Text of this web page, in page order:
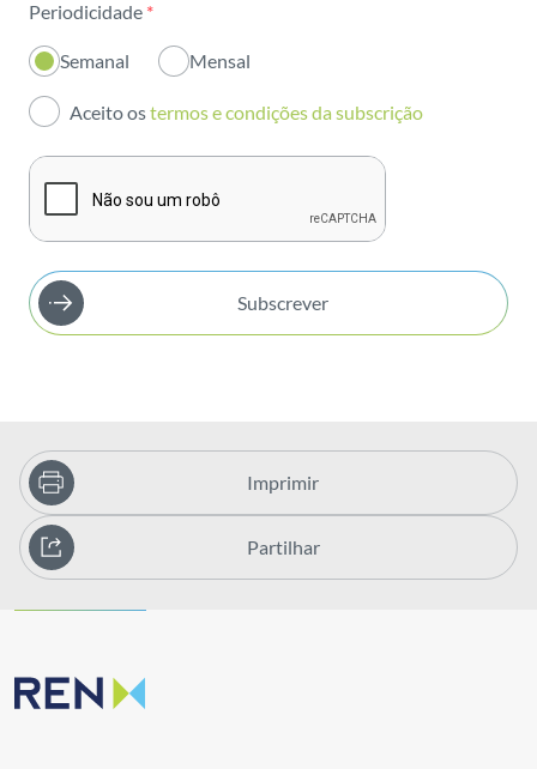
Inovação
Investidores
Publicações
Periodicidade *
Semanal Mensal
Aceito ostermos e condições da subscrição
Subscrever
Imprimir
Partilhar